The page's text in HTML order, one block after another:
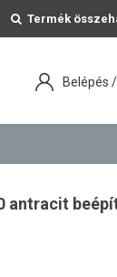
Termék
Belépés
antracit